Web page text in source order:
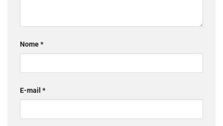
Nome*
E-mail *